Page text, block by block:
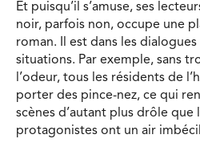
Et puisqu’il s’amuse, ses
noir, parfois non, occupe une
roman. Il est dans les
situations. Par exemple, sans
l’odeur, tous les résidents de
porter des pince-nez, ce qui
scènes d’autant plus drôle que
protagonistes ont un air